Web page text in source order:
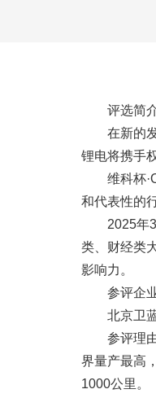
评选简
在新的
锂电将携手
维科杯
和代表性的
2025年
类、财经类
影响力。
参评企
北京卫
参评理
界量产最高
1000公里。